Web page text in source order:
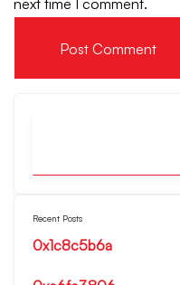
Recent Posts
0x1c8c5b6a